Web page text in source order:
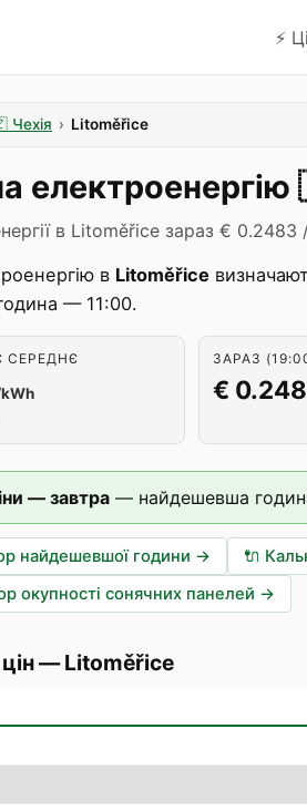
⚡️
Чехія › Litoměřice
електроенергію
в Litoměřice зараз € 0.2483
в Litoměřice
— 11:00.
СЕРЕДНЄ ЗАРАЗ
€
— завтра — найдешевша
найдешевшої години → 🔌
окупності сонячних панелей →
—Litoměřice